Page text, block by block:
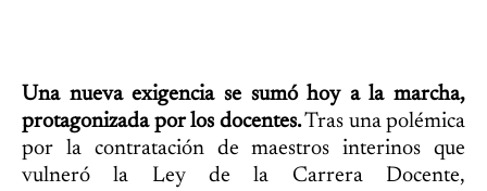
Una nueva exigencia se sumó hoy a la marcha,
protagonizada por los docentes.Tras una polémica
por la contratación de maestros interinos que
vulneró la Ley de la Carrera Docente,